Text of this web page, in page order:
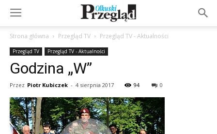
Strona główna Przegląd TV Przegląd TV - Aktualności
Przegląd TV Przegląd TV - Aktualności
Godzina „W”
Przez Piotr Kubiczek - 4 sierpnia 2017 94 0